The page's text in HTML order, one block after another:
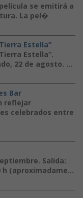
se emitirá a
La pel�
Estella”
Estella”.
22 de agosto. ...
Bar
reflejar
celebrados entre
Salida:
h (aproximadame...